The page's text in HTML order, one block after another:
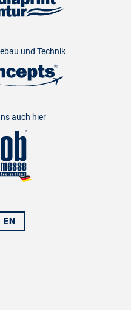
und Technik
auch hier
EN